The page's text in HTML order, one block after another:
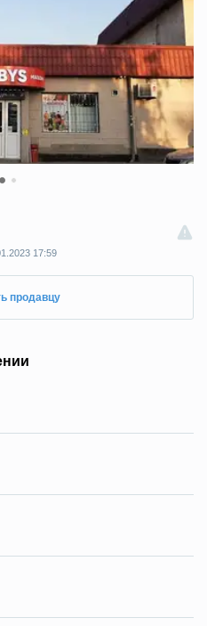
17:59
продавцу